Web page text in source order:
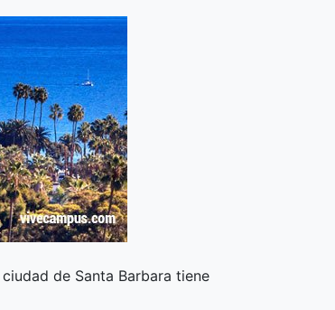
de Santa Barbara tiene